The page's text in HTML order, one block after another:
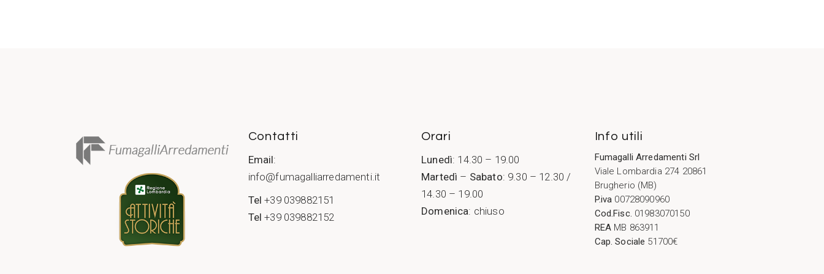
Contatti
Email:
info@fumagalliarredamenti.it
Tel +39 039882151
Tel +39 039882152
Orari
Lunedì: 14.30 – 19.00
Martedì – Sabato: 9.30 – 12.30 /
14.30 – 19.00
Domenica: chiuso
Info utili
Fumagalli Arredamenti Srl
Viale Lombardia 274 20861
Brugherio (MB)
P.iva 00728090960
Cod.Fisc. 01983070150
REA MB 863911
Cap. Sociale 51700€